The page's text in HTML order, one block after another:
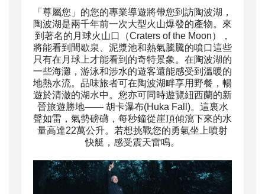
「尊屬您」的您的專業導遊將帶您到訪陶波湖，
陶波湖是兩千年前一次大型火山爆發的產物。來
到著名的月球火山口（Craters of the Moon），
將能看到間歇泉、泥漿池和熱氣騰騰的噴口這些
只有在月球上才能看到的奇特景象。在陶波湖的
一些海灘，游泳和涉水的遊客還能感受到溫暖的
地熱水流。 品味旅者可在陶波湖畔享用野餐，暢
遊於清澈的湖水中。您亦可同時遊覽紐西蘭的新
晉旅遊勝地—— 胡卡瀑布(Huka Fall)。這裏水
聲如雷，氣勢磅礴，每秒鐘從崖頂傾瀉下來的水
量高達22萬公升。若想挑戰您的勇氣坐上噴射
快艇，感受震天雷鳴。